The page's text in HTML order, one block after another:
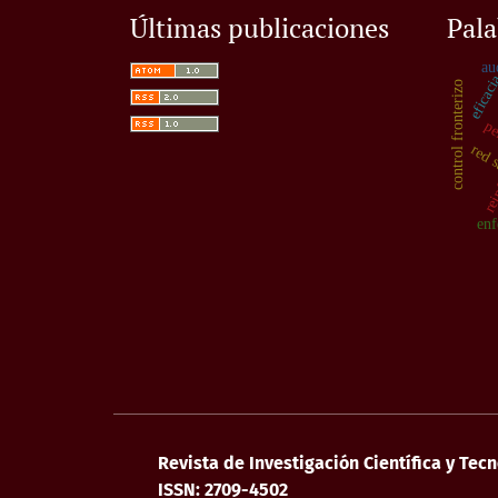
Últimas publicaciones
control fronterizo
Revista de Investigación Científica y
ISSN: 2709-4502